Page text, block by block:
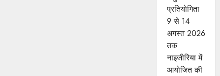
प्रतियोगिता
9 से 14
अगस्त 2026
तक
नाइजीरिया में
आयोजित की